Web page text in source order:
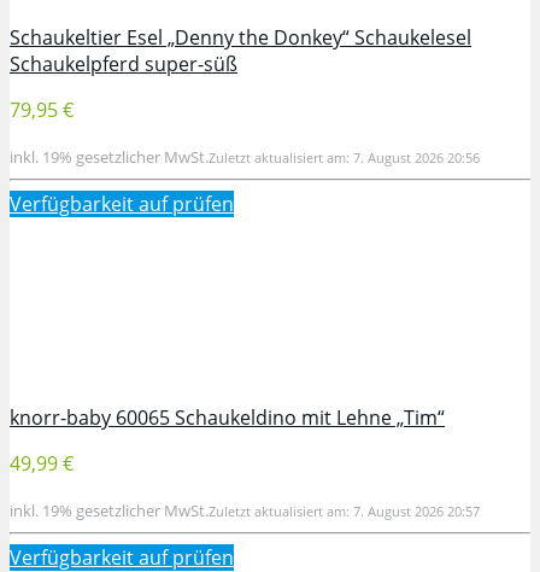
Schaukeltier Esel „Denny the Donkey“ Schaukelesel
Schaukelpferd super-süß
79,95 €
inkl. 19% gesetzlicher MwSt.Zuletzt aktualisiert am: 7. August 2026 20:56
Verfügbarkeit aufprüfen
knorr-baby 60065 Schaukeldino mit Lehne „Tim“
49,99 €
inkl. 19% gesetzlicher MwSt.Zuletzt aktualisiert am: 7. August 2026 20:57
Verfügbarkeit aufprüfen